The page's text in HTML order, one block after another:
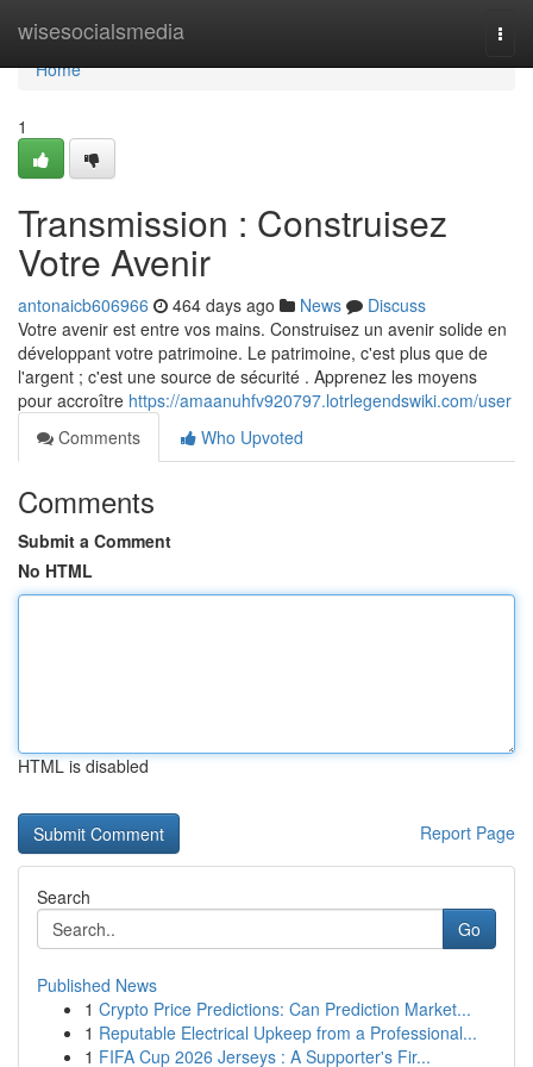
wisesocialsmedia
Home
Home
1
Transmission : Construisez
Votre Avenir
antonaicb606966 464 days ago News
Discuss
Votre avenir est entre vos mains. Construisez un avenir solide en
développant votre patrimoine. Le patrimoine, c'est plus que de
l'argent ; c'est une source de sécurité . Apprenez les moyens
pour accroître https://amaanuhfv920797.lotrlegendswiki.com/user
Comments
Who Upvoted
Comments
Submit a Comment
No HTML
HTML is disabled
Report Page
Search
Go
Published News
1 Crypto Price Predictions: Can Prediction Market...
1 Reputable Electrical Upkeep from a Professional...
1 FIFA Cup 2026 Jerseys : A Supporter's Fir...